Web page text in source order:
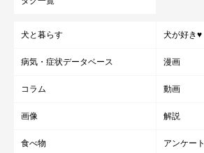
犬と暮らす 犬が好き♥
病気・症状データベース 漫画
コラム 動画
画像 解説
食べ物 アンケート